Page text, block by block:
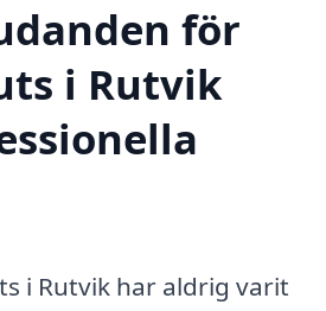
för
i Rutvik
i Rutvik har aldrig varit